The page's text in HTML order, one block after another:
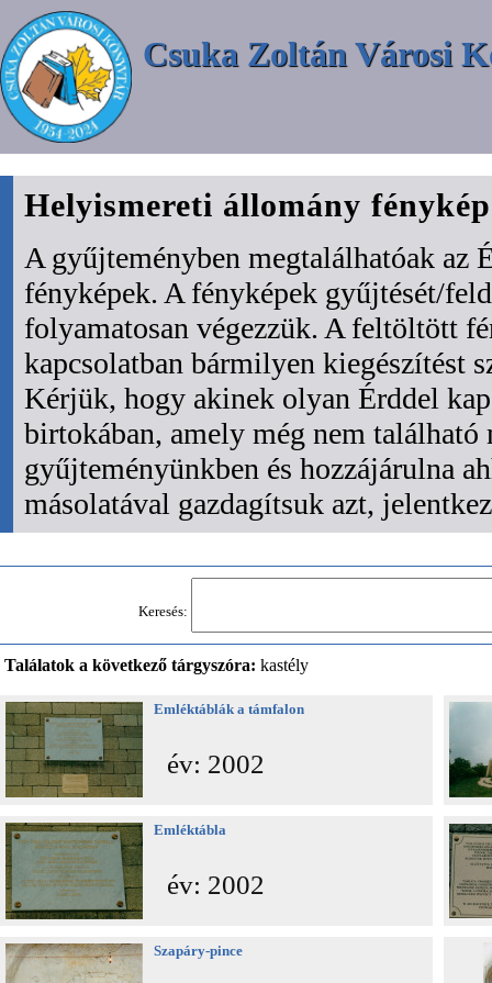
Csuka Zoltán Városi
Helyismereti állomány
A gyűjteményben megtalálhatóak az
fényképek. A fényképek gyűjtését/
folyamatosan végezzük. A feltöltött
kapcsolatban bármilyen kiegészítést
Kérjük, hogy akinek olyan Érddel
birtokában, amely még nem található
gyűjteményünkben és hozzájárulna
másolatával gazdagítsuk azt,
Keresés:
Találatok a következő tárgyszóra: kastély
Emléktáblák a támfalon
év: 2002
Emléktábla
év: 2002
Szapáry-pince